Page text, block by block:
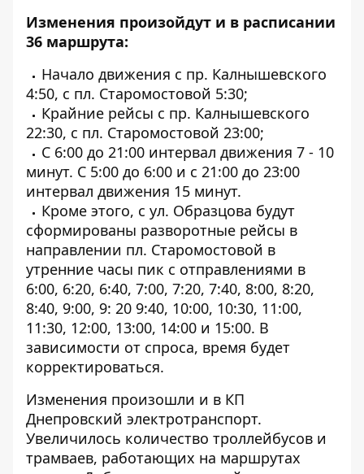
Изменения произойдут и в расписании
36 маршрута:
Начало движения с пр. Калнышевского
4:50, с пл. Старомостовой 5:30;
Крайние рейсы с пр. Калнышевского
22:30, с пл. Старомостовой 23:00;
С 6:00 до 21:00 интервал движения 7 - 10
минут. С 5:00 до 6:00 и с 21:00 до 23:00
интервал движения 15 минут.
Кроме этого, с ул. Образцова будут
сформированы разворотные рейсы в
направлении пл. Старомостовой в
утренние часы пик с отправлениями в
6:00, 6:20, 6:40, 7:00, 7:20, 7:40, 8:00, 8:20,
8:40, 9:00, 9: 20 9:40, 10:00, 10:30, 11:00,
11:30, 12:00, 13:00, 14:00 и 15:00. В
зависимости от спроса, время будет
корректироваться.
Изменения произошли и в КП
Днепровский электротранспорт.
Увеличилось количество троллейбусов и
трамваев, работающих на маршрутах